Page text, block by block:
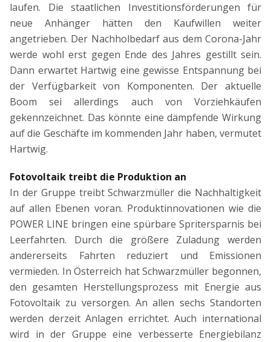
laufen. Die staatlichen Investitionsförderungen für
neue Anhänger hätten den Kaufwillen weiter
angetrieben. Der Nachholbedarf aus dem Corona-Jahr
werde wohl erst gegen Ende des Jahres gestillt sein.
Dann erwartet Hartwig eine gewisse Entspannung bei
der Verfügbarkeit von Komponenten. Der aktuelle
Boom sei allerdings auch von Vorziehkäufen
gekennzeichnet. Das könnte eine dämpfende Wirkung
auf die Geschäfte im kommenden Jahr haben, vermutet
Hartwig.
Fotovoltaik treibt die Produktion an
In der Gruppe treibt Schwarzmüller die Nachhaltigkeit
auf allen Ebenen voran. Produktinnovationen wie die
POWER LINE bringen eine spürbare Spritersparnis bei
Leerfahrten. Durch die größere Zuladung werden
andererseits Fahrten reduziert und Emissionen
vermieden. In Österreich hat Schwarzmüller begonnen,
den gesamten Herstellungsprozess mit Energie aus
Fotovoltaik zu versorgen. An allen sechs Standorten
werden derzeit Anlagen errichtet. Auch international
wird in der Gruppe eine verbesserte Energiebilanz